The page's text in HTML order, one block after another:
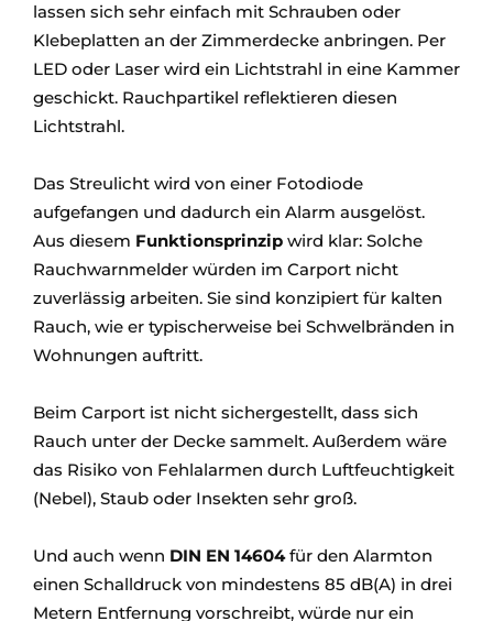
lassen sich sehr einfach mit Schrauben oder
Klebeplatten an der Zimmerdecke anbringen. Per
LED oder Laser wird ein Lichtstrahl in eine Kammer
geschickt. Rauchpartikel reflektieren diesen
Lichtstrahl.
Das Streulicht wird von einer Fotodiode
aufgefangen und dadurch ein Alarm ausgelöst.
Aus diesem Funktionsprinzip wird klar: Solche
Rauchwarnmelder würden im Carport nicht
zuverlässig arbeiten. Sie sind konzipiert für kalten
Rauch, wie er typischerweise bei Schwelbränden in
Wohnungen auftritt.
Beim Carport ist nicht sichergestellt, dass sich
Rauch unter der Decke sammelt. Außerdem wäre
das Risiko von Fehlalarmen durch Luftfeuchtigkeit
(Nebel), Staub oder Insekten sehr groß.
Und auch wenn DIN EN 14604für den Alarmton
einen Schalldruck von mindestens 85 dB(A) in drei
Metern Entfernung vorschreibt, würde nur ein